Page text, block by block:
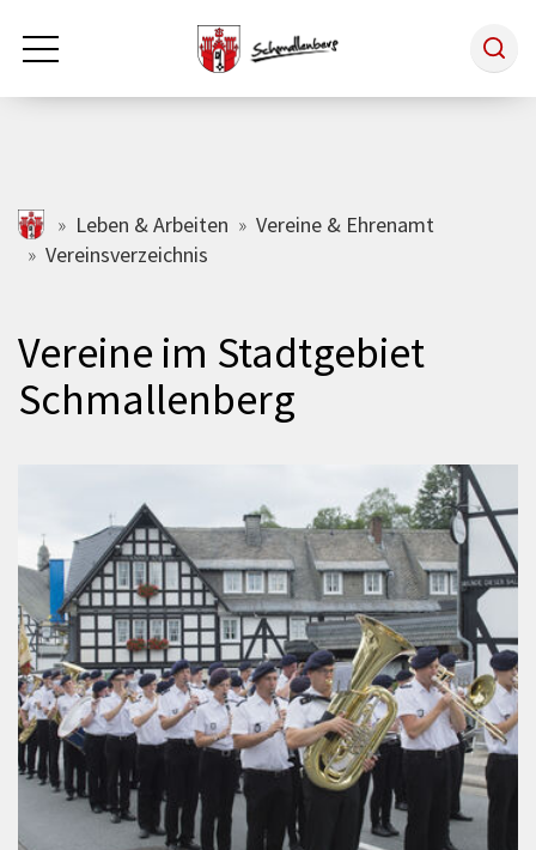
Zum Hauptinhalt springen
Rathaus & Politik
Tourismus
Wirtschaft
schmallenberg.de
Leben & Arbeiten
Vereine & Ehrenamt
Vereinsverzeichnis
Vereine im Stadtgebiet
Schmallenberg